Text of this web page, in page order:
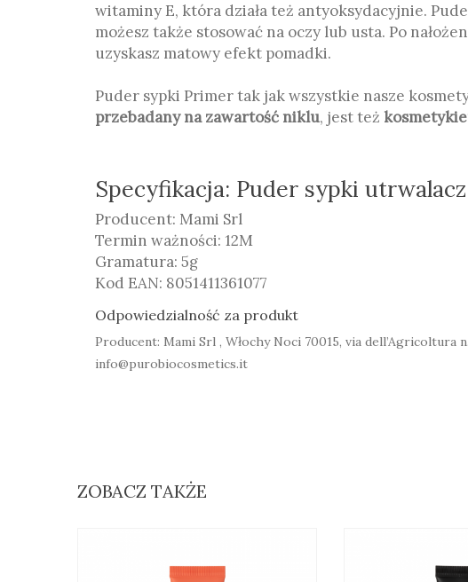
witaminy E, która działa też antyoksydacyjnie.
możesz także stosować na oczy lub usta. Po
uzyskasz matowy efekt pomadki.
Puder sypki Primer tak jak wszystkie nasze
przebadany na zawartość niklu, jest też
Specyfikacja: Puder sypki
Producent: Mami Srl
Termin ważności: 12M
Gramatura: 5g
Kod EAN: 8051411361077
Odpowiedzialność za produkt
Producent: Mami Srl , Włochy Noci 70015, via dell’Agricoltura
info@purobiocosmetics.it
ZOBACZ TAKŻE